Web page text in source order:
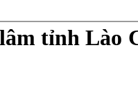
tỉnh Lào